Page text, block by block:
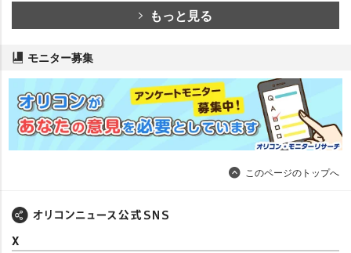
もっと見る
モニター募集
このページのトップへ
X